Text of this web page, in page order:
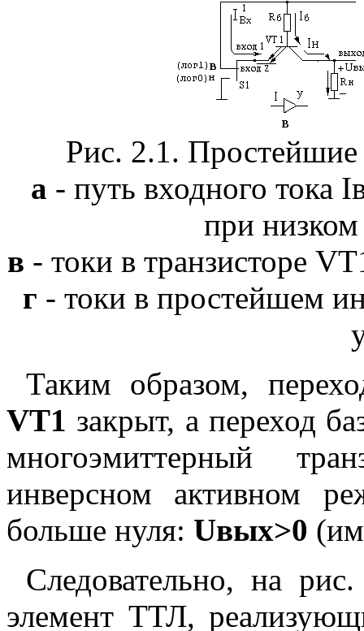
Рис. 2.1.
а - путь входного тока
при
в - токи в транзисторе
г - токи в простейшем
Таким образом,
VT1 закрыт, а переход
многоэмиттерный
инверсном активном
больше нуля: Uвых>0
Следовательно, на
элемент ТТЛ,